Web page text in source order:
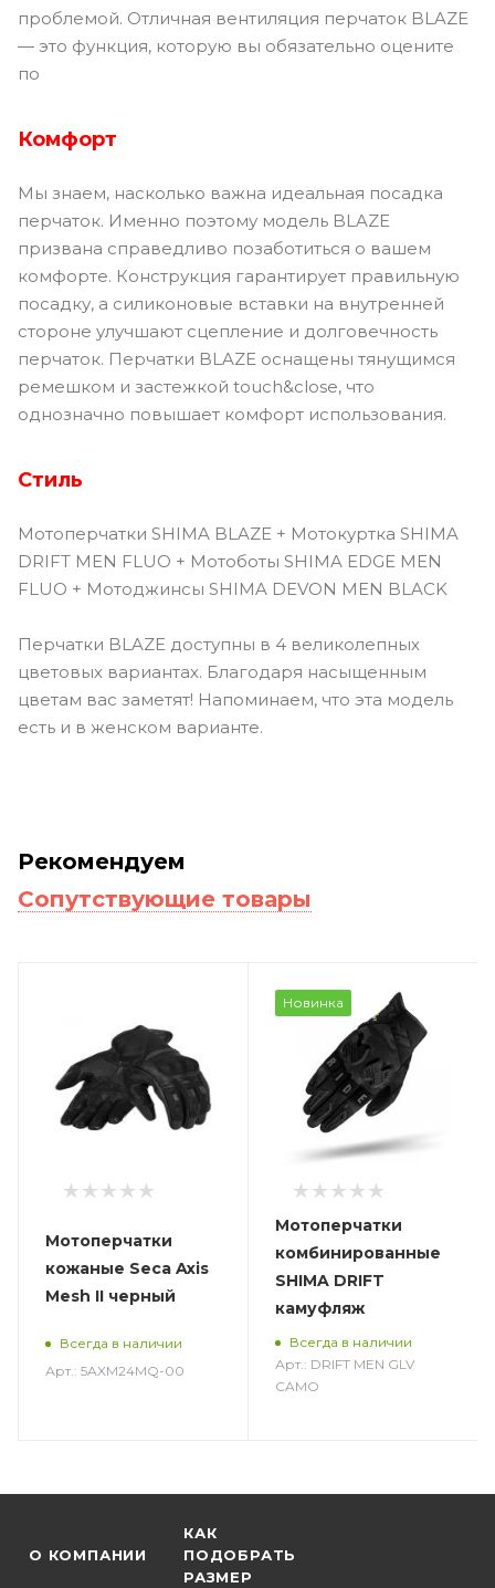
проблемой. Отличная вентиляция перчаток BLAZE
— это функция, которую вы обязательно оцените
по
Комфорт
Мы знаем, насколько важна идеальная посадка
перчаток. Именно поэтому модель BLAZE
призвана справедливо позаботиться о вашем
комфорте. Конструкция гарантирует правильную
посадку, а силиконовые вставки на внутренней
стороне улучшают сцепление и долговечность
перчаток. Перчатки BLAZE оснащены тянущимся
ремешком и застежкой touch&close, что
однозначно повышает комфорт использования.
Стиль
Мотоперчатки SHIMA BLAZE + Мотокуртка SHIMA
DRIFT MEN FLUO + Мотоботы SHIMA EDGE MEN
FLUO + Мотоджинсы SHIMA DEVON MEN BLACK
Перчатки BLAZE доступны в 4 великолепных
цветовых вариантах. Благодаря насыщенным
цветам вас заметят! Напоминаем, что эта модель
есть и в женском варианте.
Рекомендуем
Сопутствующие товары
Мотоперчатки
кожаные Seca Axis
Mesh II черный
Всегда в наличии
Арт.: 5AXM24MQ-00
Новинка
Мотоперчатки
комбинированные
SHIMA DRIFT
камуфляж
Всегда в наличии
Арт.: DRIFT MEN GLV
CAMO
О КОМПАНИИ
КАК
ПОДОБРАТЬ
РАЗМЕР